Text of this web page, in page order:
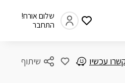
שלום אורח!
התחבר
שיתוף עכשיו